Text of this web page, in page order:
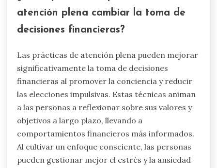
repetidamente malas. Por ejemplo, la falacia del
costo hundido puede atrapar a las personas en
economía del comportamiento sugiere que la
conciencia de estos sesgos puede empoderar
una mejor toma de decisiones. Además, adoptar
una mentalidad de crecimiento anima a las
personas a ver los contratiempos financieros
como oportunidades de aprendizaje. Este
replanteamiento puede facilitar
comportamientos financieros más adaptativos.